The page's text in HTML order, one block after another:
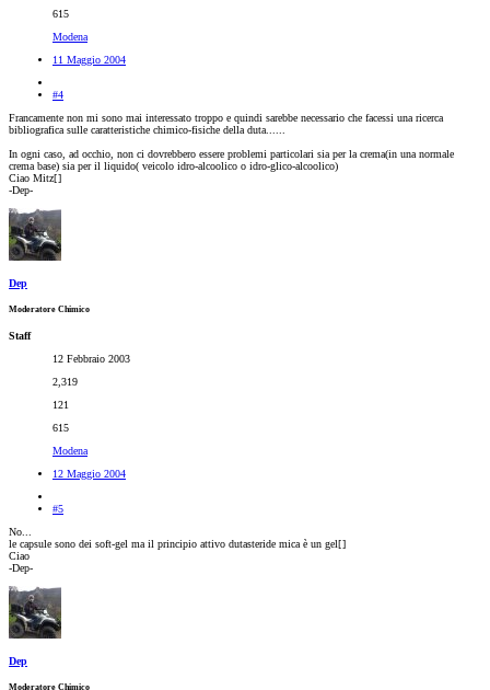
615
Modena
11 Maggio 2004
#4
Francamente non mi sono mai interessato troppo e quindi sarebbe necessario che facessi una ricerca
bibliografica sulle caratteristiche chimico-fisiche della duta......
In ogni caso, ad occhio, non ci dovrebbero essere problemi particolari sia per la crema(in una normale
crema base) sia per il liquido( veicolo idro-alcoolico o idro-glico-alcoolico)
Ciao Mitz[]
-Dep-
Dep
Moderatore Chimico
Staff
12 Febbraio 2003
2,319
121
615
Modena
12 Maggio 2004
#5
No...
le capsule sono dei soft-gel ma il principio attivo dutasteride mica è un gel[]
Ciao
-Dep-
Dep
Moderatore Chimico